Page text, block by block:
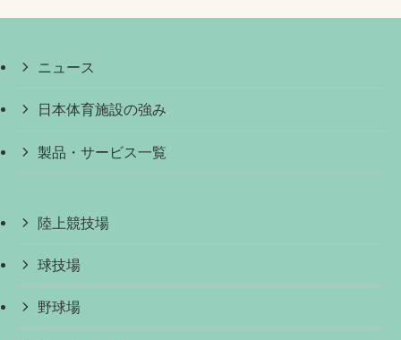
ニュース
日本体育施設の強み
製品・サービス一覧
陸上競技場
球技場
野球場